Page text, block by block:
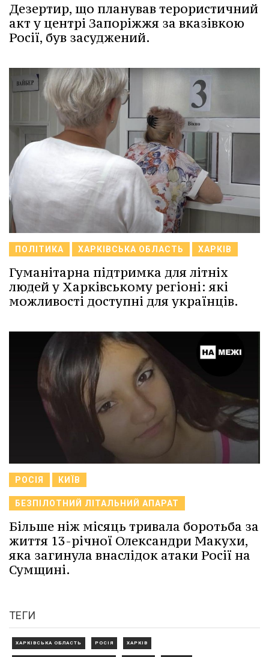
Дезертир, що планував терористичний
акт у центрі Запоріжжя за вказівкою
Росії, був засуджений.
ПОЛІТИКА ХАРКІВСЬКА ОБЛАСТЬ ХАРКІВ
Гуманітарна підтримка для літніх
людей у Харківському регіоні: які
можливості доступні для українців.
РОСІЯ КИЇВ
БЕЗПІЛОТНИЙ ЛІТАЛЬНИЙ АПАРАТ
Більше ніж місяць тривала боротьба за
життя 13-річної Олександри Макухи,
яка загинула внаслідок атаки Росії на
Сумщині.
ТЕГИ
ХАРКІВСЬКА ОБЛАСТЬ РОСІЯ ХАРКІВ